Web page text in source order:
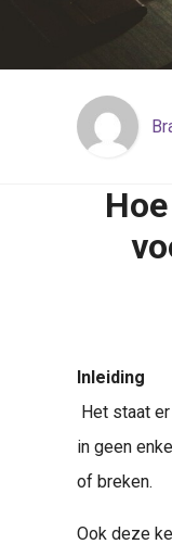
Inleiding
Het staat
in geen
of breken.
Ook deze